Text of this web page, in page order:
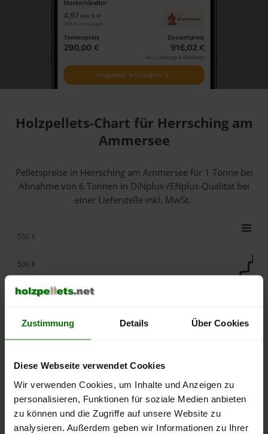
Zustimmung Details Über Cookies
Diese Webseite verwendet Cookies
Wir verwenden Cookies, um Inhalte und Anzeigen zu
personalisieren, Funktionen für soziale Medien anbieten
zu können und die Zugriffe auf unsere Website zu
analysieren. Außerdem geben wir Informationen zu Ihrer
Holzpellets-Chart für Herrsching am
Ammersee
Pelletspreise in Herrsching am Ammersee für 1 Tonne bei
Abnahmevon 6 Tonnen in DINplus-/ENplus-Qualität bei
einer Lieferstelle inkl. MwSt.:
September
2025
Januar
2026
Mai
2026
250 €
400 €
450 €
500 €
550 €